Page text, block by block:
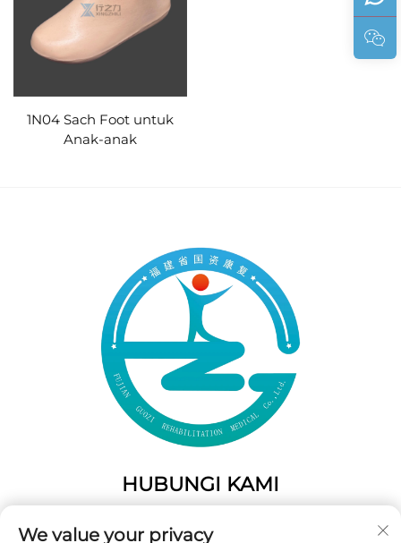
1N04 Sach Foot untuk
Anak-anak
HUBUNGI KAMI
Tiongkok
We value your privacy